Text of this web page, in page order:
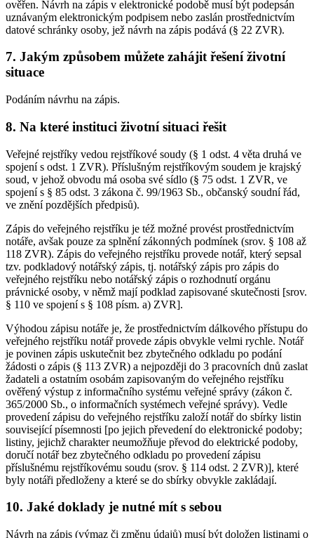
ověřen. Návrh na zápis v elektronické podobě musí být podepsán
uznávaným elektronickým podpisem nebo zaslán prostřednictvím
datové schránky osoby, jež návrh na zápis podává (§ 22 ZVR).
7. Jakým způsobem můžete zahájit řešení životní
situace
Podáním návrhu na zápis.
8. Na které instituci životní situaci řešit
Veřejné rejstříky vedou rejstříkové soudy (§ 1 odst. 4 věta druhá ve
spojení s odst. 1 ZVR). Příslušným rejstříkovým soudem je krajský
soud, v jehož obvodu má osoba své sídlo (§ 75 odst. 1 ZVR, ve
spojení s § 85 odst. 3 zákona č. 99/1963 Sb., občanský soudní řád,
ve znění pozdějších předpisů).
Zápis do veřejného rejstříku je též možné provést prostřednictvím
notáře, avšak pouze za splnění zákonných podmínek (srov. § 108 až
118 ZVR). Zápis do veřejného rejstříku provede notář, který sepsal
tzv. podkladový notářský zápis, tj. notářský zápis pro zápis do
veřejného rejstříku nebo notářský zápis o rozhodnutí orgánu
právnické osoby, v němž mají podklad zapisované skutečnosti [srov.
§ 110 ve spojení s § 108 písm. a) ZVR].
Výhodou zápisu notáře je, že prostřednictvím dálkového přístupu do
veřejného rejstříku notář provede zápis obvykle velmi rychle. Notář
je povinen zápis uskutečnit bez zbytečného odkladu po podání
žádosti o zápis (§ 113 ZVR) a nejpozději do 3 pracovních dnů zaslat
žadateli a ostatním osobám zapisovaným do veřejného rejstříku
ověřený výstup z informačního systému veřejné správy (zákon č.
365/2000 Sb., o informačních systémech veřejné správy). Vedle
provedení zápisu do veřejného rejstříku založí notář do sbírky listin
související písemnosti [po jejich převedení do elektronické podoby;
listiny, jejichž charakter neumožňuje převod do elektrické podoby,
doručí notář bez zbytečného odkladu po provedení zápisu
příslušnému rejstříkovému soudu (srov. § 114 odst. 2 ZVR)], které
byly notáři předloženy a které se do sbírky obvykle zakládají.
10. Jaké doklady je nutné mít s sebou
Návrh na zápis (výmaz či změnu údajů) musí být doložen listinami o